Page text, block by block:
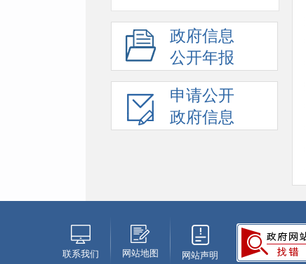
政府信息
公开年报
申请公开
政府信息
联系我们 网站地图 网站声明